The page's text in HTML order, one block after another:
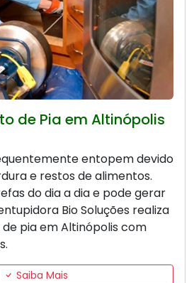
de Pia em Altinópolis
entopem devido
e restos de alimentos.
do dia a dia e pode gerar
Bio Soluções realiza
pia em Altinópolis com
Saiba Mais